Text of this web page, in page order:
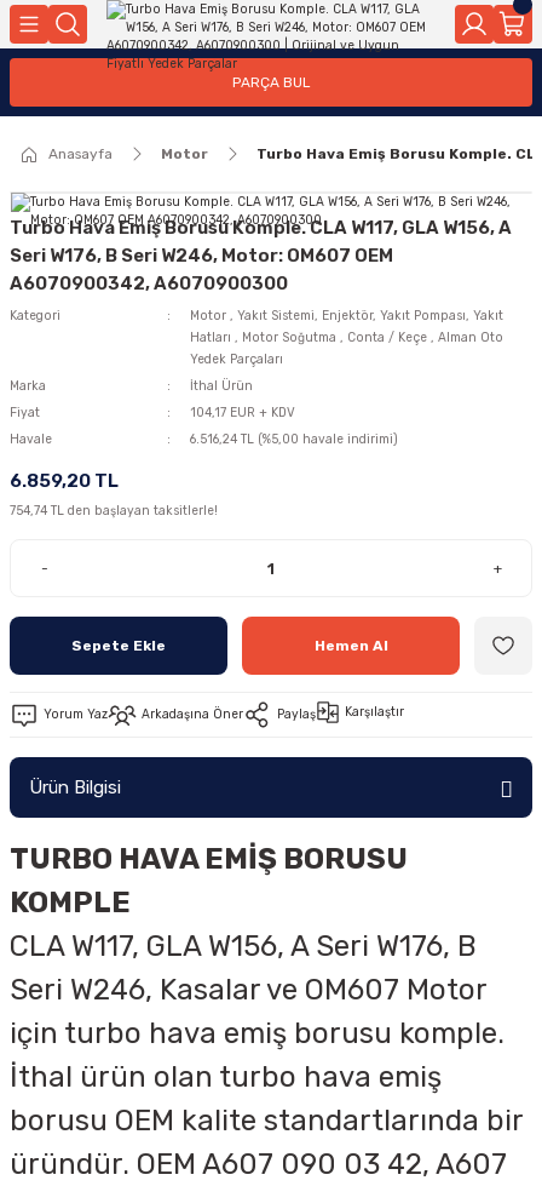
Geri Dön
Geri Dön
Geri Dön
Yakıt Pompası, Yakıt Hatları
Motor Elektrik
Ateşleme Buji Bobin Buji Kablosu
Alternatör Marş Motoru
Geri Dön
Geri Dön
Geri Dön
Kollar
Geri Dön
Geri Dön
Ön Arka
Geri Dön
PARÇA BUL
Anasayfa Motor Turbo Hava Emiş Borusu Komple.
Turbo Hava Emiş Borusu Komple. CLA W117, GLA W156, A
Seri W176, B Seri W246, Motor: OM607 OEM
A6070900342, A6070900300
Kategori Motor , Yakıt Sistemi, Enjektör, Yakıt Pompası, Yakıt
Hatları , Motor Soğutma , Conta / Keçe , Alman Oto
Yedek Parçaları
Marka
İthal Ürün
Fiyat
104,17 EUR + KDV
Havale
6.516,24 TL (%5,00 havale indirimi)
6.859,20 TL
754,74 TL den başlayan taksitlerle!
- +
Sepete Ekle Hemen Al
Yorum Yaz Arkadaşına Öner Paylaş Karşılaştır
Ürün Bilgisi
TURBO HAVA EMİŞ BORUSU
KOMPLE
CLA W117, GLA W156, A Seri W176, B
Seri W246, Kasalar ve OM607 Motor
için turbo hava emiş borusu komple.
İthal ürün olan turbo hava emiş
borusu OEM kalite standartlarında bir
üründür. OEM A607 090 03 42, A607